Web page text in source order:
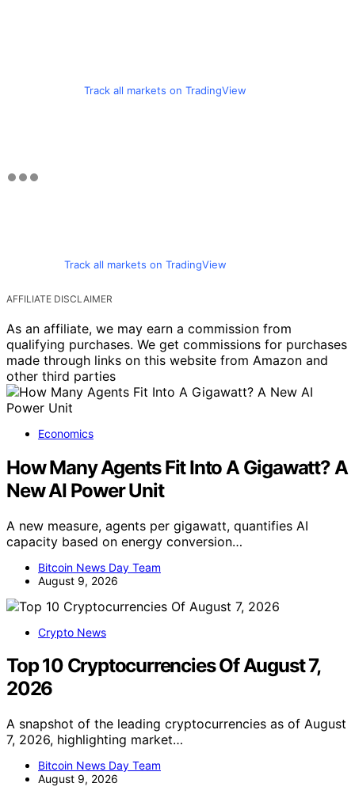
Track all markets on TradingView
Track all markets on TradingView
AFFILIATE DISCLAIMER
As an affiliate, we may earn a commission from
qualifying purchases. We get commissions for purchases
made through links on this website from Amazon and
other third parties
Economics
How Many Agents Fit Into A Gigawatt? A
New AI Power Unit
A new measure, agents per gigawatt, quantifies AI
capacity based on energy conversion…
Bitcoin News Day Team
August 9, 2026
Crypto News
Top 10 Cryptocurrencies Of August 7,
2026
A snapshot of the leading cryptocurrencies as of August
7, 2026, highlighting market…
Bitcoin News Day Team
August 9, 2026